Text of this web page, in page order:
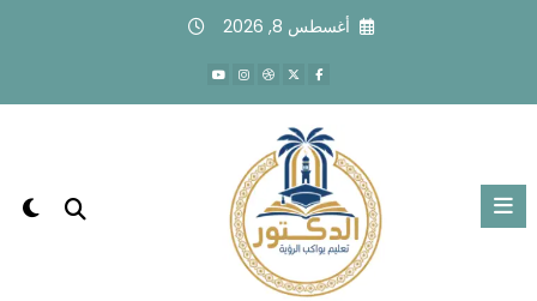
أغسطس 8, 2026
أعلان عن دورة قدرات كمي ولفظي لمدة
شهر